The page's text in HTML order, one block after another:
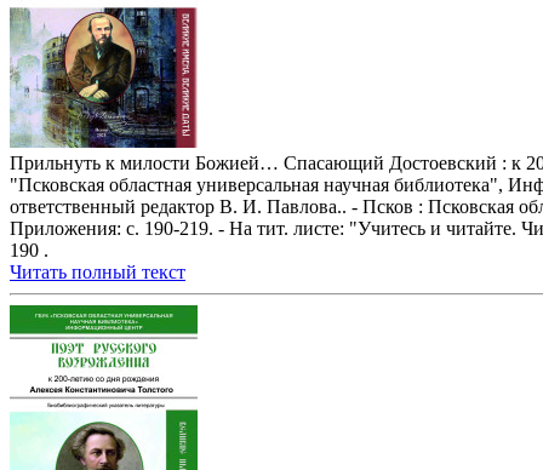
Прильнуть к милости Божией… Спасающий Достоевский : к
"Псковская областная универсальная научная библиотека",
ответственный редактор В. И. Павлова.. - Псков : Псковская
Приложения: с. 190-219. - На тит. листе: "Учитесь и читайте.
190 .
Читать полный текст